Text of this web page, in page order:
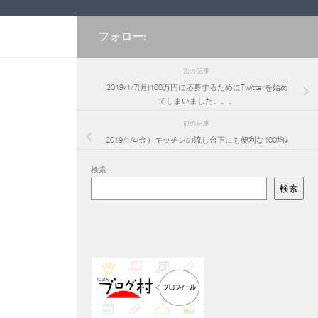
フォロー:
次の記事
2019/1/7(月)100万円に応募するためにTwitterを始め
てしまいました。。。
前の記事
2019/1/4(金）キッチンの流し台下にも便利な100均♪
検索
検索